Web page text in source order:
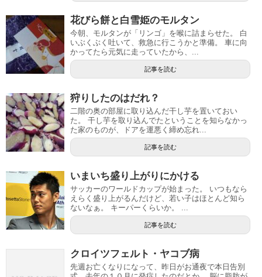
花びら餅と白雪姫のモルタン
今朝、モルタンが「リンゴ」を喉に詰まらせた。 白
いぶくぶく吐いて、救急に行こうかと準備。 車に向
かってたら元気に走っていたから、...
記事を読む
狩りしたのはだれ？
二階の奥の部屋に取り込んだ干し芋を置いておい
た。 干し芋を取り込んでたということを知らなかっ
た家のものが、ドアを運悪く締め忘れ...
記事を読む
いまいち盛り上がりにかける
サッカーのワールドカップが始まった。 いつもなら
えらく盛り上がるんだけど、若い子はほとんど知ら
ないなぁ。 キーパーくらいか。 ...
記事を読む
クロイツフェルト・ヤコブ病
先週お亡くなりになって、昨日がお通夜で本日告別